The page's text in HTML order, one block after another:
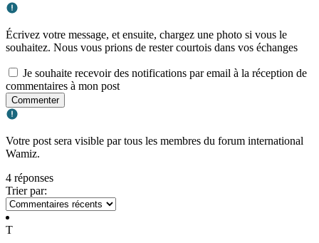
Écrivez votre message, et ensuite, chargez une photo si vous le
souhaitez. Nous vous prions de rester courtois dans vos échanges
Je souhaite recevoir des notifications par email à la réception de
commentaires à mon post
Commenter
Votre post sera visible par tous les membres du forum international
Wamiz.
4 réponses
Trier par:
T